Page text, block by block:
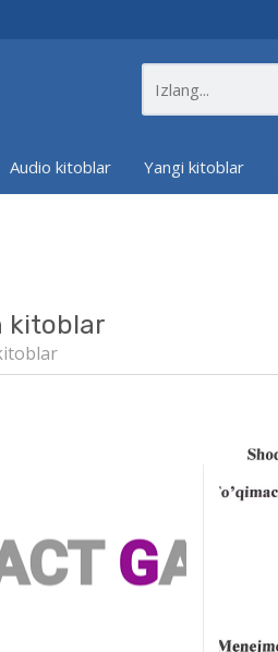
Audio kitoblar Yangi kitoblar
kitoblar